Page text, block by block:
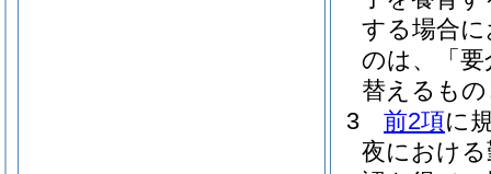
する場合
のは、「
替えるも
3
前2項に
夜におけ